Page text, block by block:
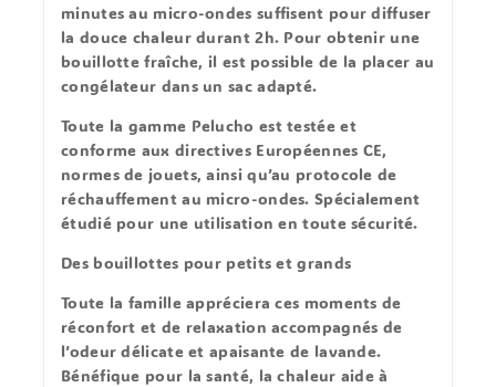
minutes au micro-ondes suffisent pour diffuser
la douce chaleur durant 2h. Pour obtenir une
bouillotte fraîche, il est possible de la placer au
congélateur dans un sac adapté.
Toute la gamme Pelucho est testée et
conforme aux directives Européennes CE,
normes de jouets, ainsi qu’au protocole de
réchauffement au micro-ondes. Spécialement
étudié pour une utilisation en toute sécurité.
Des bouillottes pour petits et grands
Toute la famille appréciera ces moments de
réconfort et de relaxation accompagnés de
l’odeur délicate et apaisante de lavande.
Bénéfique pour la santé, la chaleur aide à